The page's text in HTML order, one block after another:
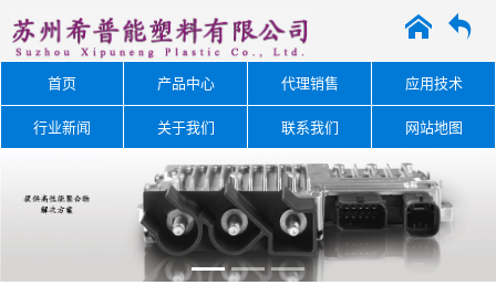
A O
首页 产品中心 代理销售 应用技术
行业新闻 关于我们 联系我们 网站地图